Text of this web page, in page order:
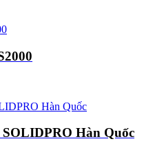
SOLIDPRO Hàn Quốc